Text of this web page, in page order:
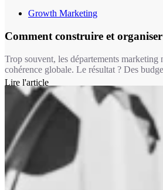
Growth Marketing
Comment construire et
Trop souvent, les départements
cohérence globale. Le résultat ? Des
Lire l'article